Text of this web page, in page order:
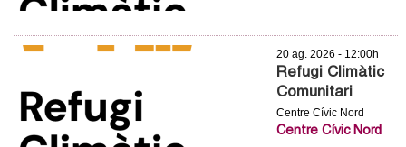
20 ag. 2026 - 12:00h
Refugi Climàtic
Comunitari
Centre Cívic Nord
Centre Cívic Nord